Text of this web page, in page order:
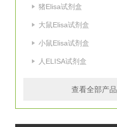
猪Elisa试剂盒
大鼠Elisa试剂盒
小鼠Elisa试剂盒
人ELISA试剂盒
查看全部产品